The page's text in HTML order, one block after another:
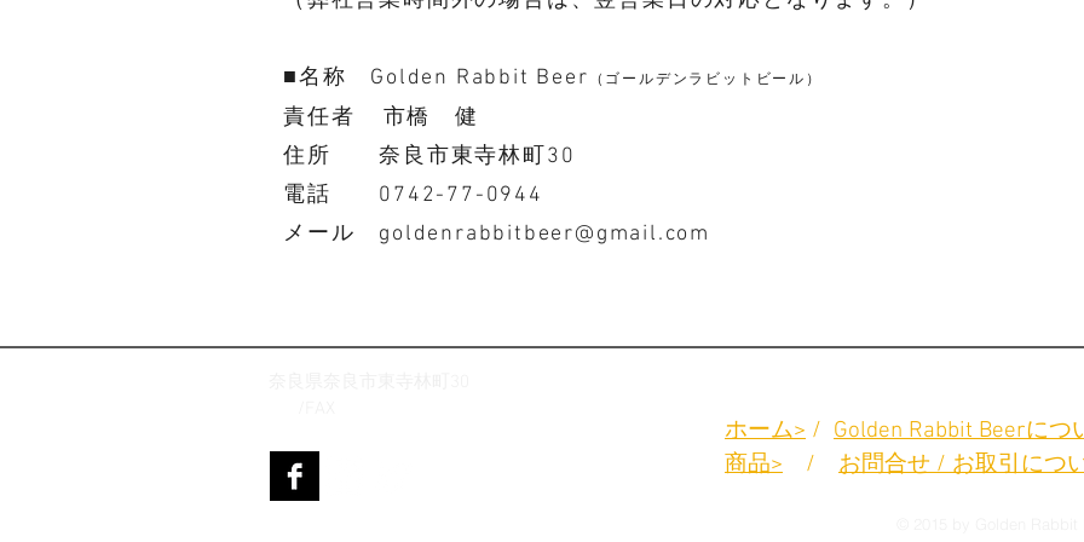
■名称 Golden Rabbit Beer （ゴールデンラビットビール）
責任者 市橋 健
住所 奈良市東寺林町30
電話 0742-77-0944
メール goldenrabbitbeer@gmail.com
ホーム> / Golden Rabbit Beerにつ
商品> / お問合せ/お取引につ